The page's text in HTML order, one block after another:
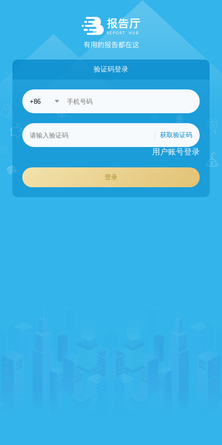
验证码登录
获取验证码
用户账号登录
登录